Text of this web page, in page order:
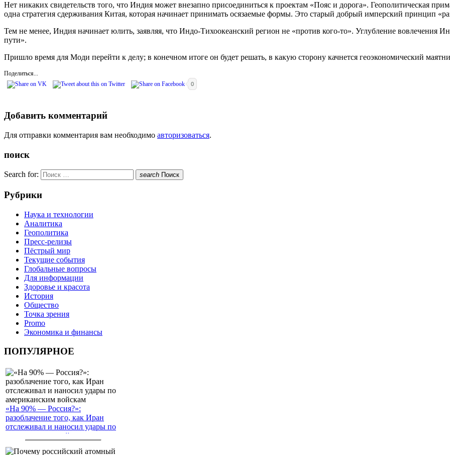
Нет никаких свидетельств того, что Индия может внезапно присоединиться к проектам «Пояс и дорога». Геополитическая
одна стратегия сдерживания Китая, которая начинает принимать осязаемые формы. Это старый добрый имперский принцип
Тем не менее, Индия начинает юлить, заявляя, что Индо-Тихоокеанский регион не «против кого-то». Углубление вовлечения
пути».
Пришло время для Моди перейти к делу; в конечном итоге он будет решать, в какую сторону качнется геоэкономический
Поделиться...
0
Добавить комментарий
Для отправки комментария вам необходимо авторизоваться.
поиск
Search for: search Поиск
Рубрики
Наука и технологии
Аналитика
Геополитика
Пресс-релизы
Пёстрый мир
Текущие события
Глобальные вопросы
Для информации
Здоровье и красота
История
Общество
Точка зрения
Promo
Экономика и финансы
ПОПУЛЯРНОЕ
«На 90% — Россия?»:
разоблачение того, как Иран
отслеживал и наносил удары по
американским войскам